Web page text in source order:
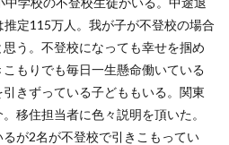
定115万人。我が子が不登校の場合
う。不登校になっても幸せを掴め
もりでも毎日一生懸命働いている
きずっている子どももいる。関東
移住担当者に色々説明を頂いた。
が2名が不登校で引きこもってい